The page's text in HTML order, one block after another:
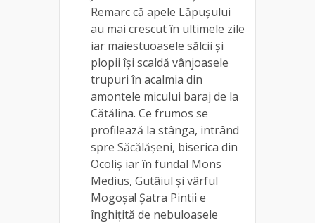
Remarc că apele Lăpușului
au mai crescut în ultimele zile
iar maiestuoasele sălcii și
plopii își scaldă vânjoasele
trupuri în acalmia din
amontele micului baraj de la
Cătălina. Ce frumos se
profilează la stânga, intrând
spre Săcălășeni, biserica din
Ocoliș iar în fundal Mons
Medius, Gutâiul și vârful
Mogoșa! Șatra Pintii e
înghițită de nebuloasele